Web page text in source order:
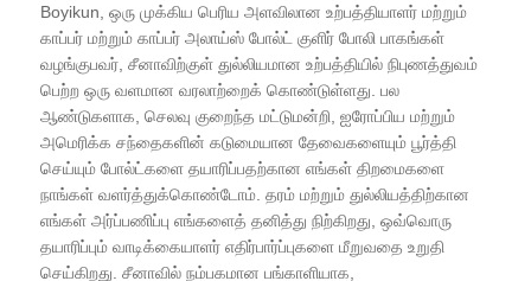
Boyikun, ஒரு முக்கிய பெரிய அளவிலான உற்பத்தியாளர் மற்றும்
காப்பர் மற்றும் காப்பர் அலாய்ஸ் போல்ட் குளிர் போலி பாகங்கள்
வழங்குபவர், சீனாவிற்குள் துல்லியமான உற்பத்தியில் நிபுணத்துவம்
பெற்ற ஒரு வளமான வரலாற்றைக் கொண்டுள்ளது. பல
ஆண்டுகளாக, செலவு குறைந்த மட்டுமன்றி, ஐரோப்பிய மற்றும்
அமெரிக்க சந்தைகளின் கடுமையான தேவைகளையும் பூர்த்தி
செய்யும் போல்ட்களை தயாரிப்பதற்கான எங்கள் திறமைகளை
நாங்கள் வளர்த்துக்கொண்டோம். தரம் மற்றும் துல்லியத்திற்கான
எங்கள் அர்ப்பணிப்பு எங்களைத் தனித்து நிற்கிறது, ஒவ்வொரு
தயாரிப்பும் வாடிக்கையாளர் எதிர்பார்ப்புகளை மீறுவதை உறுதி
செய்கிறது. சீனாவில் நம்பகமான பங்காளியாக,